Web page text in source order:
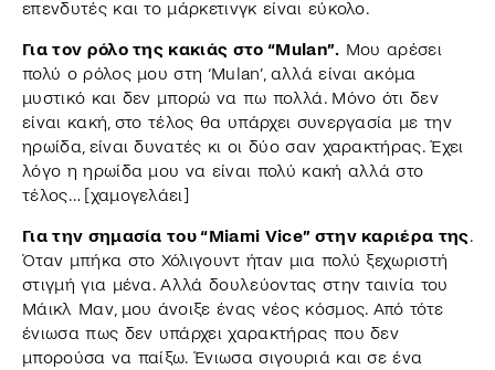
επενδυτές και το μάρκετινγκ είναι εύκολο.
Για τον ρόλο της κακιάς στο “Mulan”. Μου αρέσει
πολύ ο ρόλος μου στη ‘Mulan’, αλλά είναι ακόμα
μυστικό και δεν μπορώ να πω πολλά. Μόνο ότι δεν
είναι κακή, στο τέλος θα υπάρχει συνεργασία με την
ηρωίδα, είναι δυνατές κι οι δύο σαν χαρακτήρας. Έχει
λόγο η ηρωίδα μου να είναι πολύ κακή αλλά στο
τέλος… [χαμογελάει]
Για την σημασία του “Miami Vice” στην καριέρα της.
Όταν μπήκα στο Χόλιγουντ ήταν μια πολύ ξεχωριστή
στιγμή για μένα. Αλλά δουλεύοντας στην ταινία του
Μάικλ Μαν, μου άνοιξε ένας νέος κόσμος. Από τότε
ένιωσα πως δεν υπάρχει χαρακτήρας που δεν
μπορούσα να παίξω. Ένιωσα σιγουριά και σε ένα